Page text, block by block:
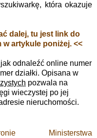
która okazuje
dalej, tu jest link do
w artykule poniżej. <<
odnaleźć online numer
działki. Opisana w
pozwala na
wieczystej po jej
nieruchomości.
Ministerstwa